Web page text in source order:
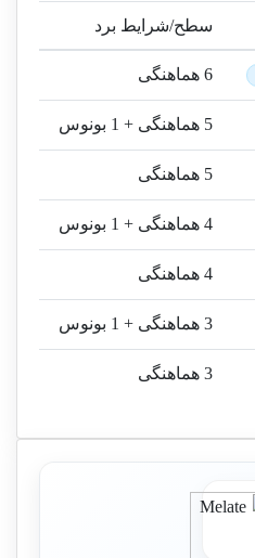
سطح/شرایط برد
6 هماهنگی
5 هماهنگی + 1 بونوس
5 هماهنگی
4 هماهنگی + 1 بونوس
4 هماهنگی
3 هماهنگی + 1 بونوس
3 هماهنگی